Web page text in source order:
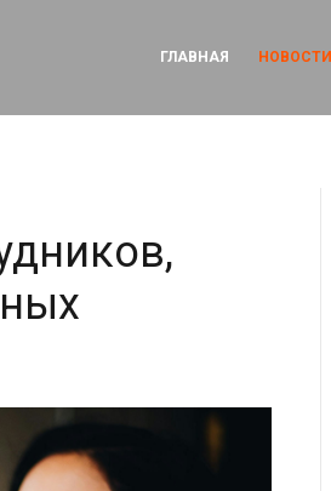
ГЛАВНАЯ НОВОСТИ